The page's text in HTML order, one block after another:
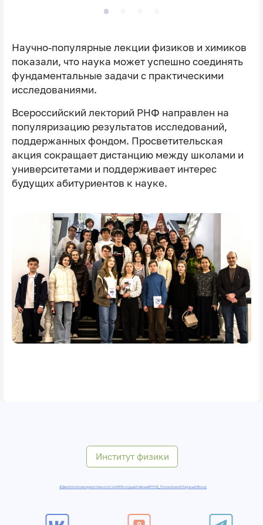
Научно-популярные лекции физиков и химиков
показали, что наука может успешно соединять
фундаментальные задачи с практическими
исследованиями.
Всероссийский лекторий РНФ направлен на
популяризацию результатов исследований,
поддержанных фондом. Просветительская
акция сокращает дистанцию между школами и
университетами и поддерживает интерес
будущих абитуриентов к науке.
Институт физики
#Десятилетиенаукиитехнологий#МолодыеУчёные#РНФ_РоссийскийНаучныйФонд